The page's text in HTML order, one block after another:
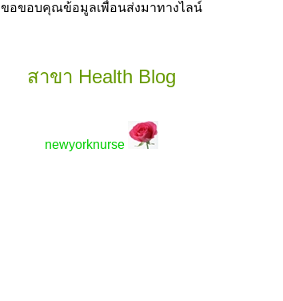
ขอขอบคุณข้อมูลเพื่อนส่งมาทางไลน์
สาขา Health Blog
newyorknurse